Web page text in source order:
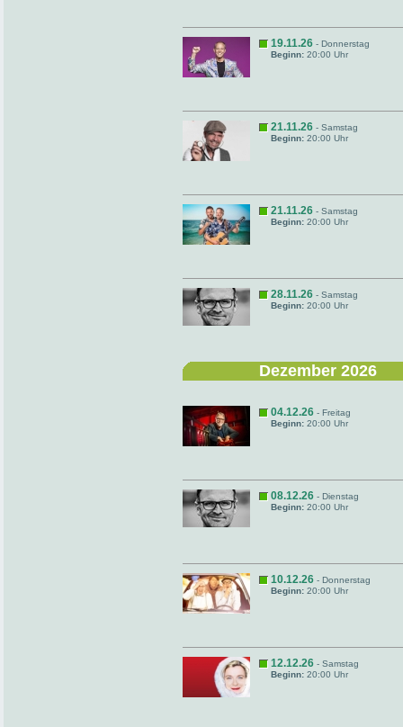
19.11.26 - Donnerstag
Beginn: 20:00 Uhr
21.11.26 - Samstag
Beginn: 20:00 Uhr
21.11.26 - Samstag
Beginn: 20:00 Uhr
28.11.26 - Samstag
Beginn: 20:00 Uhr
Dezember 2026
04.12.26 - Freitag
Beginn: 20:00 Uhr
08.12.26 - Dienstag
Beginn: 20:00 Uhr
10.12.26 - Donnerstag
Beginn: 20:00 Uhr
12.12.26 - Samstag
Beginn: 20:00 Uhr